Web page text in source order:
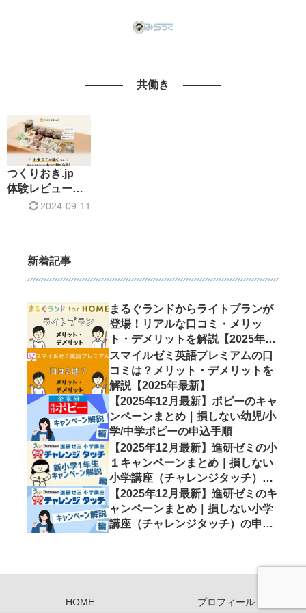
共働き
つくりおき.jp
体験レビュー
宅食サービスは
2024-09-11
新着記事
まるぐランドからライトプランが
登場！リアルな口コミ・メリッ
ト・デメリットを解説【2025年最
新】
スマイルゼミ英語プレミアムの口
コミは？メリット・デメリットを
解説【2025年最新】
【2025年12月最新】ポピーのキャ
ンペーンまとめ｜損しない幼児/小
学/中学ポピーの申込手順
【2025年12月最新】進研ゼミの小
１キャンペーンまとめ｜損しない
小学講座（チャレンジタッチ）の
申込手順6ステップ
【2025年12月最新】進研ゼミのキ
ャンペーンまとめ｜損しない小学
講座（チャレンジタッチ）の申込
HOME
プロフィール